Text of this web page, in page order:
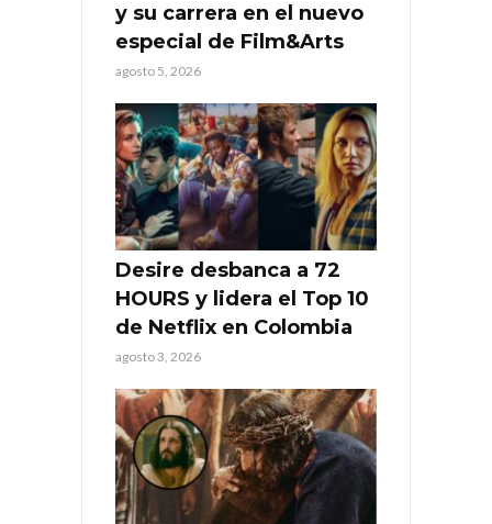
y su carrera en el nuevo
especial de Film&Arts
agosto 5, 2026
Desire desbanca a 72
HOURS y lidera el Top 10
de Netflix en Colombia
agosto 3, 2026